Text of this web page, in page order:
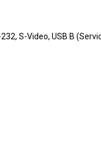
S-Video, USB B